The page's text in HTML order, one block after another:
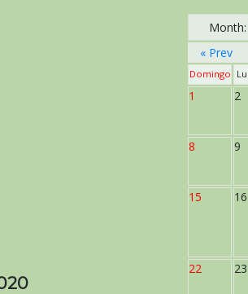
Month:
« Prev
Domingo
1 2
8 9
15 16
22 23